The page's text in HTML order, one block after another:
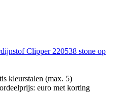
Clipper 220538 stone op
kleurstalen (max. 5)
euro met korting